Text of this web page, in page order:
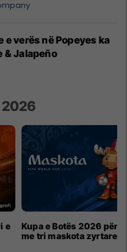
e verës në Popeyes ka
& Jalapeño
e
Kupa e Botës 2026 për
me tri maskota zyrtare